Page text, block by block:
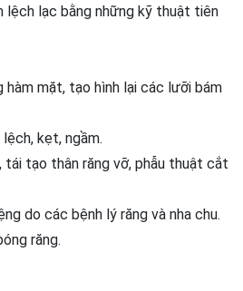
lệch lạc bằng những kỹ thuật tiên
hàm mặt, tạo hình lại các lưỡi bám
kẹt, ngầm.
tái tạo thân răng vỡ, phẫu thuật cắt
do các bệnh lý răng và nha chu.
răng.